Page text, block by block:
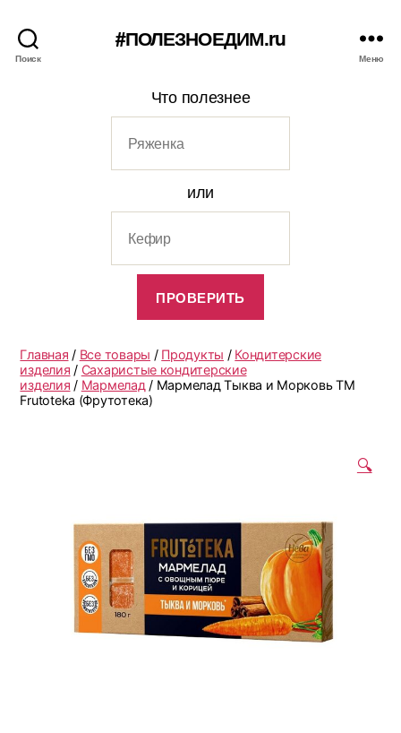
Поиск
#ПОЛЕЗНОЕДИМ.ru
Меню
Что полезнее
или
Главная / Все товары / Продукты / Кондитерские
изделия / Сахаристые кондитерские
изделия / Мармелад / Мармелад Тыква и Морковь ТМ
Frutoteka (Фрутотека)
🔍